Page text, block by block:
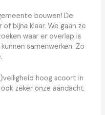
bouwen! De
bijna klaar. We gaan ze
waar er overlap is
samenwerken. Zo
hoog scoort in
zeker onze aandacht